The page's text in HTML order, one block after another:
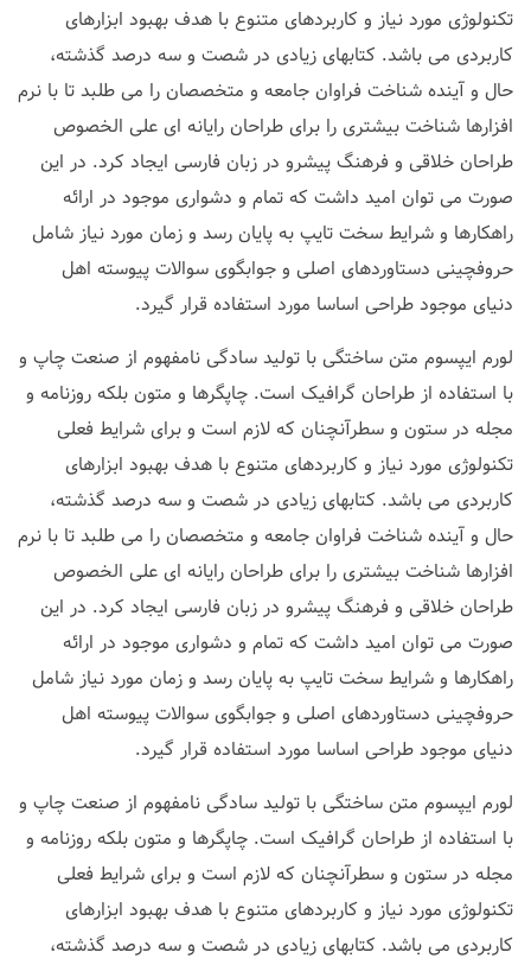
تکنولوژی مورد نیاز و کاربردهای متنوع با هدف بهبود ابزارهای
کاربردی می باشد. کتابهای زیادی در شصت و سه درصد گذشته،
حال و آینده شناخت فراوان جامعه و متخصصان را می طلبد تا با نرم
افزارها شناخت بیشتری را برای طراحان رایانه ای علی الخصوص
طراحان خلاقی و فرهنگ پیشرو در زبان فارسی ایجاد کرد. در این
صورت می توان امید داشت که تمام و دشواری موجود در ارائه
راهکارها و شرایط سخت تایپ به پایان رسد و زمان مورد نیاز شامل
حروفچینی دستاوردهای اصلی و جوابگوی سوالات پیوسته اهل
دنیای موجود طراحی اساسا مورد استفاده قرار گیرد.
لورم ایپسوم متن ساختگی با تولید سادگی نامفهوم از صنعت چاپ و
با استفاده از طراحان گرافیک است. چاپگرها و متون بلکه روزنامه و
مجله در ستون و سطرآنچنان که لازم است و برای شرایط فعلی
تکنولوژی مورد نیاز و کاربردهای متنوع با هدف بهبود ابزارهای
کاربردی می باشد. کتابهای زیادی در شصت و سه درصد گذشته،
حال و آینده شناخت فراوان جامعه و متخصصان را می طلبد تا با نرم
افزارها شناخت بیشتری را برای طراحان رایانه ای علی الخصوص
طراحان خلاقی و فرهنگ پیشرو در زبان فارسی ایجاد کرد. در این
صورت می توان امید داشت که تمام و دشواری موجود در ارائه
راهکارها و شرایط سخت تایپ به پایان رسد و زمان مورد نیاز شامل
حروفچینی دستاوردهای اصلی و جوابگوی سوالات پیوسته اهل
دنیای موجود طراحی اساسا مورد استفاده قرار گیرد.
لورم ایپسوم متن ساختگی با تولید سادگی نامفهوم از صنعت چاپ و
با استفاده از طراحان گرافیک است. چاپگرها و متون بلکه روزنامه و
مجله در ستون و سطرآنچنان که لازم است و برای شرایط فعلی
تکنولوژی مورد نیاز و کاربردهای متنوع با هدف بهبود ابزارهای
کاربردی می باشد. کتابهای زیادی در شصت و سه درصد گذشته،